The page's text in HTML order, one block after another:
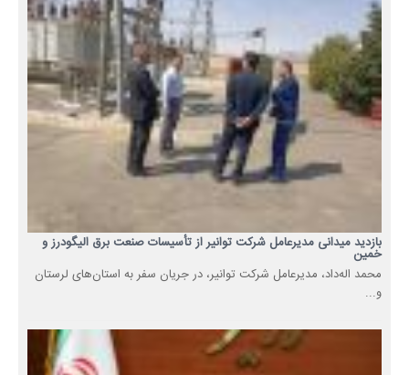
بازدید میدانی مدیرعامل شرکت توانیر از تأسیسات صنعت برق الیگودرز و
خمین
محمد اله‌داد، مدیرعامل شرکت توانیر، در جریان سفر به استان‌های لرستان
و...